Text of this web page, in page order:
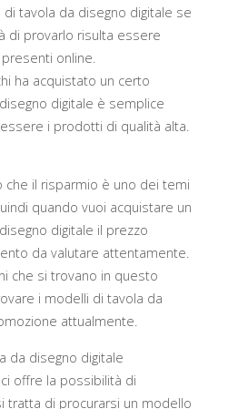
tavola da disegno digitale se
di provarlo risulta essere
online.
ha acquistato un certo
digitale è semplice
i prodotti di qualità alta.
che il risparmio è uno dei temi
quando vuoi acquistare un
digitale il prezzo
da valutare attentamente.
che si trovano in questo
i modelli di tavola da
attualmente.
da disegno digitale
offre la possibilità di
tratta di procurarsi un modello